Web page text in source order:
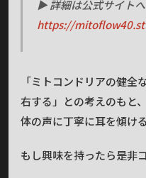
▶ 詳細は公式サイトへ
https://
「ミトコンドリアの健全
右する」との考えのもと
体の声に丁寧に耳を傾け
もし興味を持ったら是非